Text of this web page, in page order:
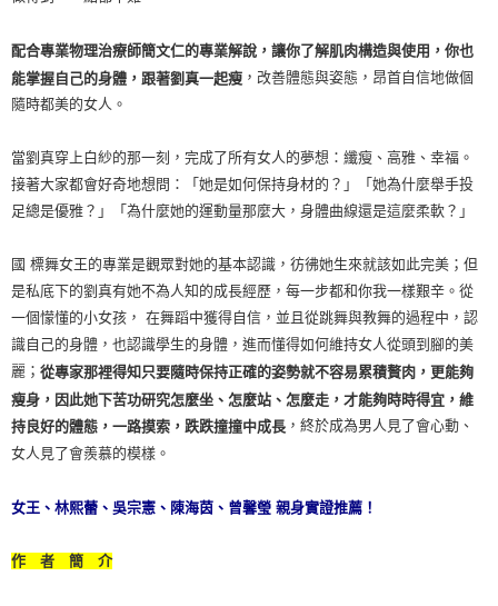
配合專業物理治療師簡文仁的專業解說，讓你了解肌肉構造與使用，你也
能掌握自己的身體，跟著劉真一起瘦 ，改善體態與姿態，昂首自信地做個
隨時都美的女人。
當劉真穿上白紗的那一刻，完成了所有女人的夢想：纖瘦、高雅、幸福。
接著大家都會好奇地想問：「她是如何保持身材的？」「她為什麼舉手投
足總是優雅？」「為什麼她的運動量那麼大，身體曲線還是這麼柔軟？」
國 標舞女王的專業是觀眾對她的基本認識，彷彿她生來就該如此完美；但
是私底下的劉真有她不為人知的成長經歷，每一步都和你我一樣艱辛。從
一個懞懂的小女孩， 在舞蹈中獲得自信，並且從跳舞與教舞的過程中，認
識自己的身體，也認識學生的身體，進而懂得如何維持女人從頭到腳的美
麗； 從專家那裡得知只要隨時保持正確的姿勢就不容易累積贅肉，更能夠
瘦身，因此她下苦功研究怎麼坐、怎麼站、怎麼走，才能夠時時得宜，維
持良好的體態，一路摸索，跌跌撞撞中成長 ，終於成為男人見了會心動、
女人見了會羨慕的模樣。
女王、林熙蕾、吳宗憲、陳海茵、曾馨瑩 親身實證推薦！
作 者 簡 介